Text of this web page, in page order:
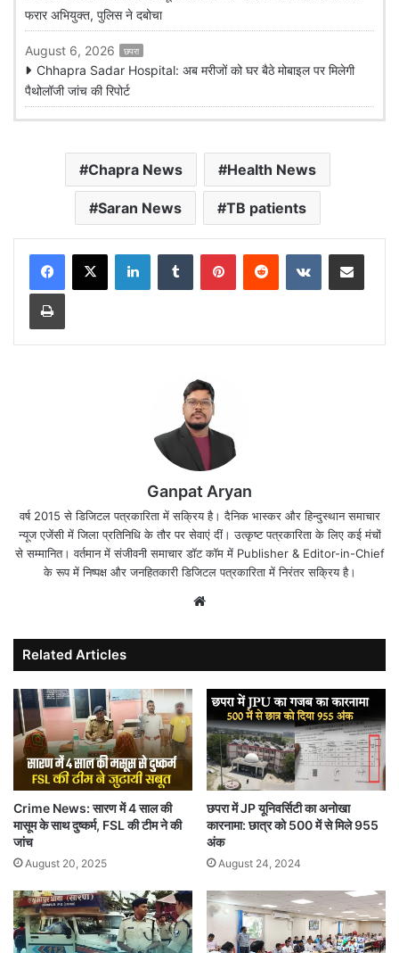
फरार अभियुक्त, पुलिस ने दबोचा
August 6, 2026 छपरा
Chhapra Sadar Hospital: अब मरीजों को घर बैठे मोबाइल पर मिलेगी
पैथोलॉजी जांच की रिपोर्ट
Chapra News Health News
Saran News TB patients
LinkedInTumblr PinterestReddit VKontakteShare via Email
Print
Ganpat Aryan
वर्ष 2015 से डिजिटल पत्रकारिता में सक्रिय है। दैनिक भास्कर और हिन्दुस्थान समाचार
न्यूज एजेंसी में जिला प्रतिनिधि के तौर पर सेवाएं दीं। उत्कृष्ट पत्रकारिता के लिए कई मंचों
से सम्मानित। वर्तमान में संजीवनी समाचार डॉट कॉम में Publisher & Editor-in-Chief
के रूप में निष्पक्ष और जनहितकारी डिजिटल पत्रकारिता में निरंतर सक्रिय है।
Related Articles
Crime News: सारण में 4 साल की
मासूम के साथ दुष्कर्म, FSL की टीम ने की
जांच
August 20, 2025
छपरा में JP यूनिवर्सिटी का अनोखा
कारनामा: छात्र को 500 में से मिले 955
अंक
August 24, 2024